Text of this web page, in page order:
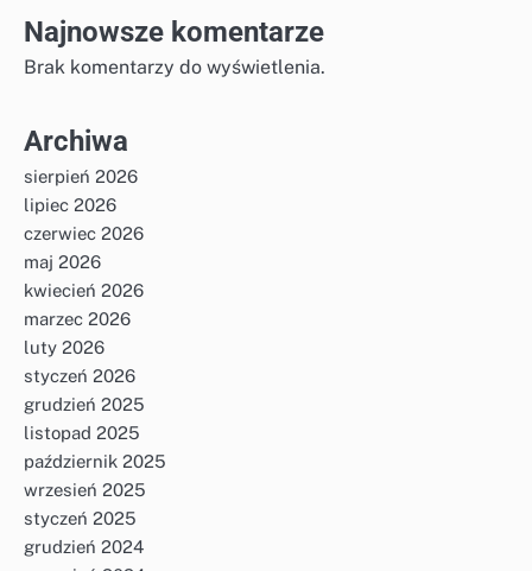
Najnowsze komentarze
Brak komentarzy do wyświetlenia.
Archiwa
sierpień 2026
lipiec 2026
czerwiec 2026
maj 2026
kwiecień 2026
marzec 2026
luty 2026
styczeń 2026
grudzień 2025
listopad 2025
październik 2025
wrzesień 2025
styczeń 2025
grudzień 2024